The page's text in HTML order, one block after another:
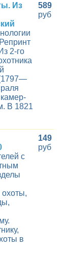
Из
2-го
В 1821
589
руб
с
в
149
руб